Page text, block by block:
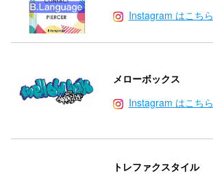
Instagram はこちら
メローボックス
Instagram はこちら
トレファクスタイル